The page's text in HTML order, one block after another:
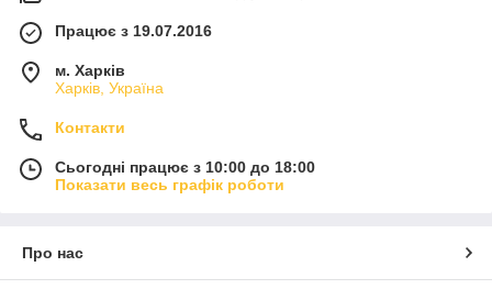
Працює з 19.07.2016
м. Харків
Харків, Україна
Контакти
Сьогодні працює з 10:00 до 18:00
Показати весь графік роботи
Про нас